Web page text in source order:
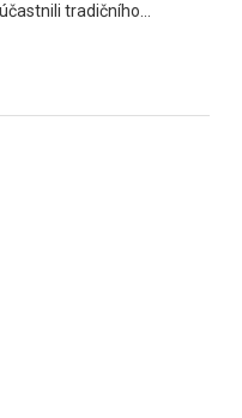
tradičního…